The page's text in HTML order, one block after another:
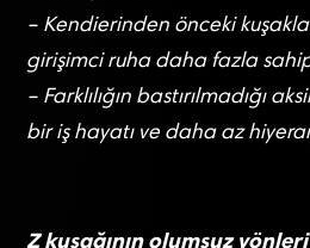
– Kendierinden önceki
girişimci ruha daha fazla
– Farklılığın bastırılmadığı
bir iş hayatı ve daha az
Z kuşağının olumsuz yönleri